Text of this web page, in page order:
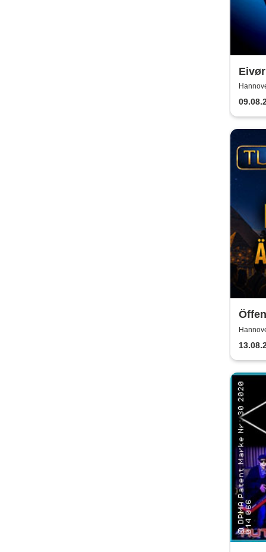
Ein